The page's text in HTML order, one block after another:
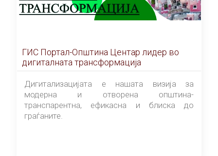
ГИС Портал-Општина Центар лидер во
дигиталната трансформација
Дигитализацијата е нашата визија за
модерна и отворена општина-
транспарентна, ефикасна и блиска до
граѓаните.